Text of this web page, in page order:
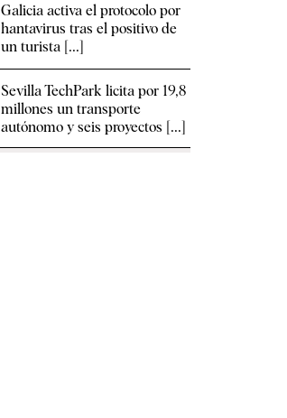
Galicia activa el protocolo por
hantavirus tras el positivo de
un turista [...]
Sevilla TechPark licita por 19,8
millones un transporte
autónomo y seis proyectos [...]